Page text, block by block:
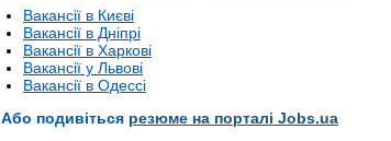
Вакансії в Києві
Вакансії в Дніпрі
Вакансії в Харкові
Вакансії у Львові
Вакансії в Одессі
Або подивіться резюме на порталі Jobs.ua